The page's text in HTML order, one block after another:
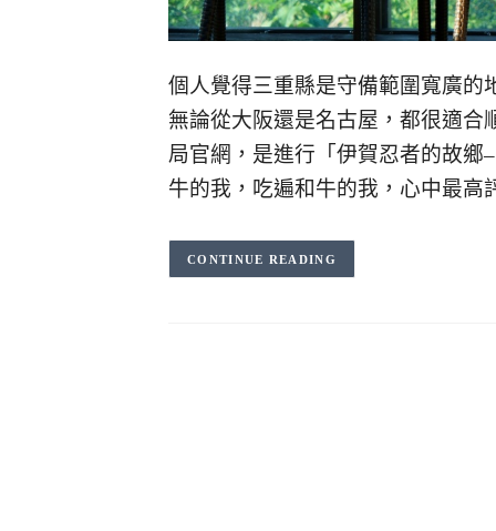
個人覺得三重縣是守備範圍寬廣的
無論從大阪還是名古屋，都很適合
局官網，是進行「伊賀忍者的故鄉
牛的我，吃遍和牛的我，心中最
CONTINUE READING